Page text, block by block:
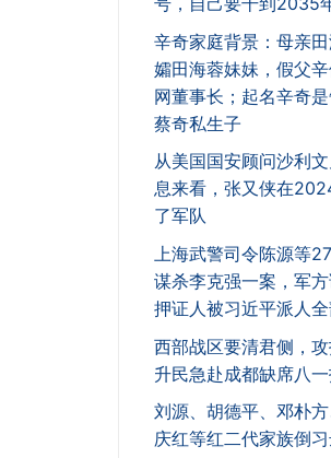
辛奇家庭背景：母亲
孀田海蓉妹妹，假父
网董事长；起名辛奇
蔡奇私生子
从美国国安顾问沙利
息来看，张又侠在
了军队
上海武警司令陈源等
谋杀李克强一案，军
押证人被习近平派人
西部战区要清君侧，
升民急赴成都缺席八
刘源、胡德平、邓朴
庆红等红二代家族倒